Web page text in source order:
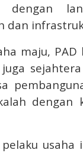
dengan
dan
maju,
dengan
usaha